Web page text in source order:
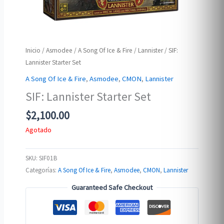
Inicio /Asmodee /A Song Of Ice & Fire / Lannister/ SIF:
Lannister Starter Set
A Song Of Ice & Fire,Asmodee,CMON, Lannister
SIF: Lannister Starter Set
$2,100.00
Agotado
SKU:SIF01B
Categorías:A Song Of Ice & Fire,Asmodee,CMON,Lannister
Guaranteed Safe Checkout